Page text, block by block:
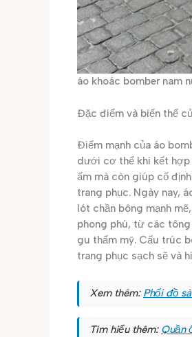
áo khoác bomber nam
Đặc điểm và biến thể
Điểm mạnh của áo
dưới cơ thể khi kết
ấm mà còn giúp cố
trang phục. Ngày nay,
lót chần bông mạnh
phong phú, từ các
gu thẩm mỹ. Cấu trúc
trang phục sạch sẽ và
Xem thêm: Phối đồ
Tìm hiểu thêm: Quần